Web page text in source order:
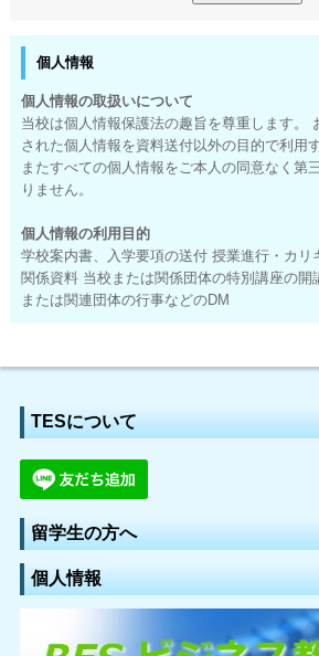
個人情報
個人情報の取扱いについて
当校は個人情報保護法の趣旨を尊重します。
された個人情報を資料送付以外の目的で利用
またすべての個人情報をご本人の同意なく第
りません。
個人情報の利用目的
学校案内書、入学要項の送付 授業進行・カリ
関係資料 当校または関係団体の特別講座の開
または関連団体の行事などのDM
TESについて
留学生の方へ
個人情報